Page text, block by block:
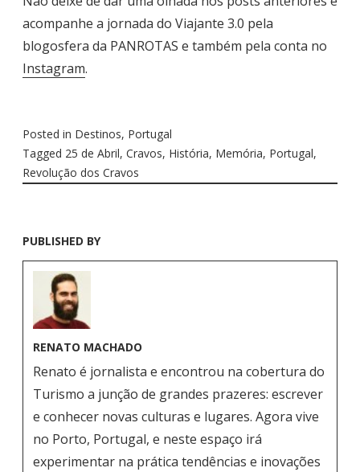
acompanhe a jornada do Viajante 3.0 pela
blogosfera da PANROTAS e também pela conta no
Instagram.
Posted in Destinos, Portugal
Tagged 25 de Abril, Cravos, História, Memória, Portugal,
Revolução dos Cravos
PUBLISHED BY
RENATO MACHADO
Renato é jornalista e encontrou na cobertura do
Turismo a junção de grandes prazeres: escrever
e conhecer novas culturas e lugares. Agora vive
no Porto, Portugal, e neste espaço irá
experimentar na prática tendências e inovações